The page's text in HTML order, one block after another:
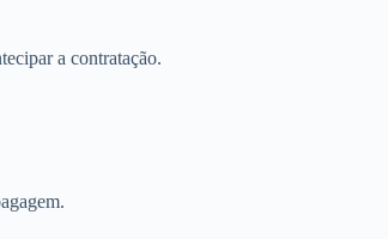
a contratação.